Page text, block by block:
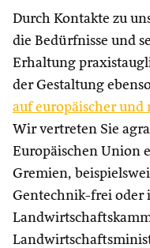
Durch Kontakte zu
die Bedürfnisse und
Erhaltung
der Gestaltung
auf europäischer und
Wir vertreten Sie
Europäischen Union
Gremien,
Gentechnik-frei oder